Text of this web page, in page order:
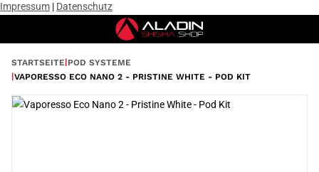
Impressum | Datenschutz
STARTSEITE POD SYSTEME
VAPORESSO ECO NANO 2 - PRISTINE WHITE - POD KIT